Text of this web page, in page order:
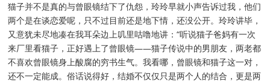
猫子并不是真的与曾眼镜结下了仇怨，玲玲早就小声告诉过我，他们
两个是在谈恋爱呢，只不过目前还是地下情，还没公开。玲玲讲毕，
又意犹未尽地凑在我耳朵边上叽里咕噜地讲：“听说猫子爸妈有一次
来厂里看猫子，正好遇上了曾眼镜——猫子传说中的男朋友，两老都
不喜欢曾眼镜身上酸腐的穷书生气。我看哪，曾眼镜和猫子这一对，
还不一定能成。俗话说得好，结婚不仅仅只是两个人的结合，更是两